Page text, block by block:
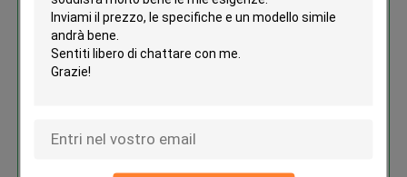
Personalizzazione Palancole in
Upvc Vinile a forma di z in